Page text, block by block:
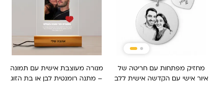
מחזיק מפתחות עם חריטה של
איור אישי עם הקדשה אישית ללב
מנורה מעוצבת אישית עם תמונה
– מתנה רומנטית לבן או בת הזוג